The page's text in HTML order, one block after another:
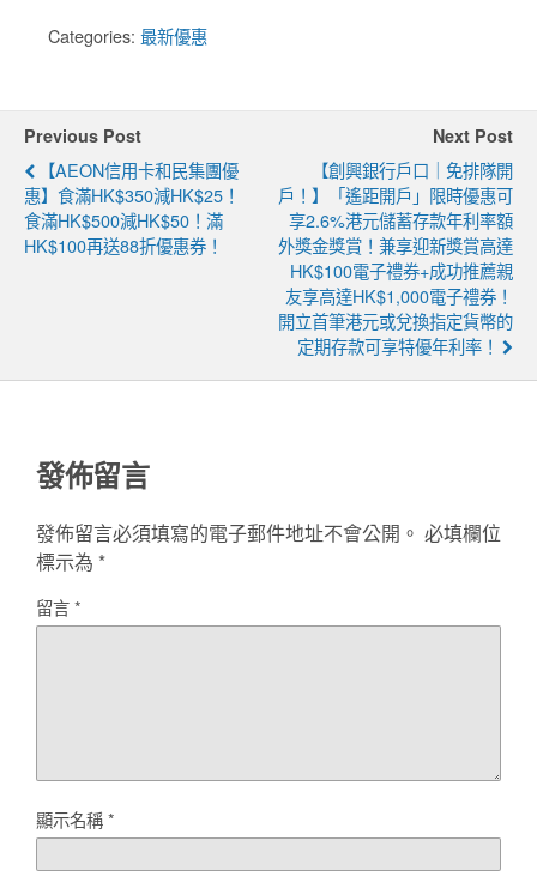
Categories: 最新優惠
Previous Post
【AEON信用卡和民集團優
惠】食滿HK$350減HK$25！
食滿HK$500減HK$50！滿
HK$100再送88折優惠券！
Next Post
【創興銀行戶口｜免排隊開
戶！】「遙距開戶」限時優惠可
享2.6%港元儲蓄存款年利率額
外獎金獎賞！兼享迎新獎賞高達
HK$100電子禮券+成功推薦親
友享高達HK$1,000電子禮券！
開立首筆港元或兌換指定貨幣的
定期存款可享特優年利率！
發佈留言
發佈留言必須填寫的電子郵件地址不會公開。 必填欄位
標示為 *
留言*
顯示名稱*